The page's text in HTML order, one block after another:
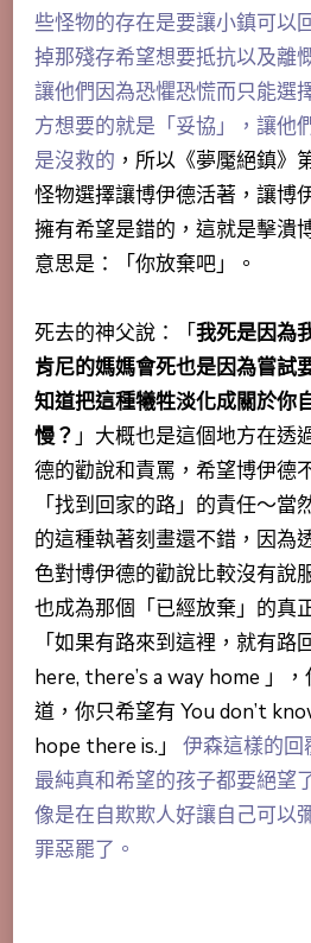
些怪物的存在是要讓小鎮可以
掉那殘存希望想要抵抗以及離
讓他們因為恐懼恐慌而只能選
方想要的就是「妥協」，讓他
是沒救的 ，所以《夢魘絕鎮》
怪物選擇讓博伊德活著，讓博
擁有希望是錯的，這就是擊潰
意思是：「你放棄吧」。
死去的神父說：「我死是因為
肯尼的媽媽會死也是因為嘗試
知道把這種犧牲淡化成關於你
慢？」大概也是這個地方在透
德的勸說和責罵，希望博伊德
「找到回家的路」的責任～當
的這種執著刻畫還不錯，因為
色對博伊德的勸說比較沒有說
也成為那個「已經放棄」的真
「如果有路來到這裡，就有路
here, there’s a way home 」
道，你只希望有 You don’t
hope there is.」 伊森這樣的
最純真和希望的孩子都要絕望
像是在自欺欺人好讓自己可以
罪惡罷了。